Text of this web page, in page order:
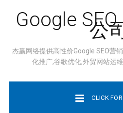
Google 公
杰赢网络提供高性价Google SEO营
化推广,谷歌优化,外贸网站运
CLICK